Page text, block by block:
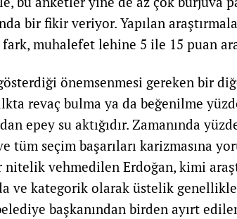
bir fikir veriyor. Yapılan
fark, muhalefet lehine 5 ile 15 puan
önemsenmesi gereken bir
revaç bulma ya da beğenilme
epey su aktığıdır. Zamanında
tüm seçim başarıları karizmasına
nitelik vehmedilen Erdoğan, kimi
ve kategorik olarak üstelik genellikle
başkanından birden ayırt